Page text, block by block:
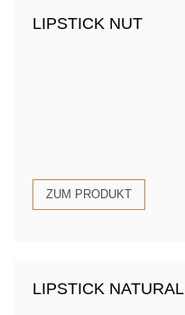
LIPSTICK NUT
ZUM PRODUKT
LIPSTICK NATURAL